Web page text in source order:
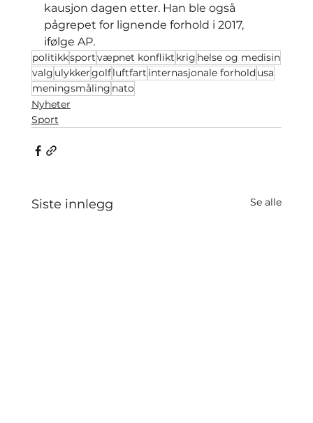
kausjon dagen etter. Han ble også
pågrepet for lignende forhold i 2017,
ifølge AP.
politikksportvæpnet konflikt krig helse og medisin
valg ulykkergolfluftfart internasjonale forholdusa
meningsmåling nato
Nyheter
Sport
Siste innlegg Se alle